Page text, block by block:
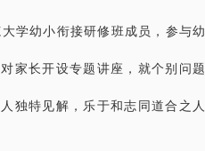
学幼小衔接研修班成员，参与幼
家长开设专题讲座，就个别问题
独特见解，乐于和志同道合之人